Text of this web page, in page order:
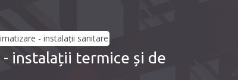
- instalații termice și de